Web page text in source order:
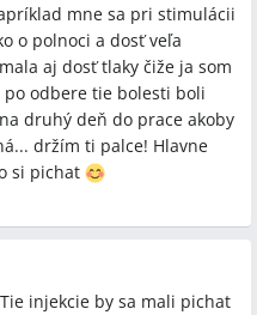
mne sa pri stimulácii
o polnoci a dosť veľa
aj dosť tlaky čiže ja som
odbere tie bolesti boli
druhý deň do prace akoby
držím ti palce! Hlavne
si pichat
injekcie by sa mali pichat